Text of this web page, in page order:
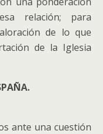
relación; para
de lo que
de la Iglesia
ante una cuestión